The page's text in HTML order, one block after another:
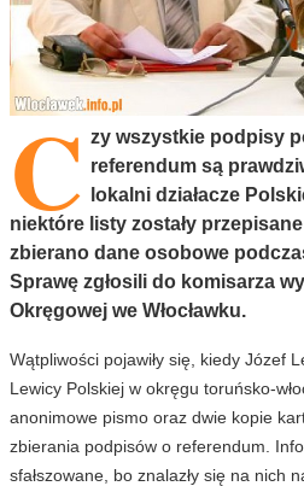
C zy wszystkie podpisy
referendum są
lokalni działacze
niektóre listy zostały
zbierano dane osobowe
Sprawę zgłosili do komisarza
Okręgowej we Włocławku.
Wątpliwości pojawiły się, kiedy Józef
Lewicy Polskiej w okręgu toruńsko-
anonimowe pismo oraz dwie kopie
zbierania podpisów o referendum.
sfałszowane, bo znalazły się na nich